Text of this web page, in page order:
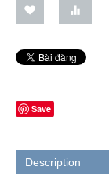
Save
Description